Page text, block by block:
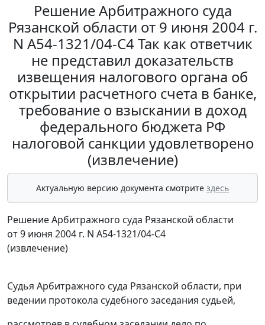
Решение Арбитражного суда
Рязанской области от 9 июня 2004 г.
N А54-1321/04-С4 Так как ответчик
не представил доказательств
извещения налогового органа об
открытии расчетного счета в банке,
требование о взыскании в доход
федерального бюджета РФ
налоговой санкции удовлетворено
(извлечение)
Актуальную версию документа смотрите здесь
Решение Арбитражного суда Рязанской области
от 9 июня 2004 г. N А54-1321/04-С4
(извлечение)
Судья Арбитражного суда Рязанской области, при
ведении протокола судебного заседания судьей,